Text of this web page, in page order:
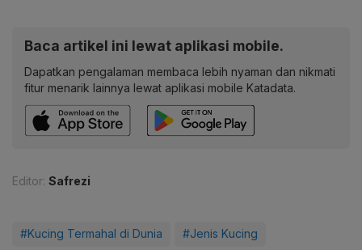
Baca artikel ini lewat aplikasi mobile.
Dapatkan pengalaman membaca lebih nyaman dan nikmati
fitur menarik lainnya lewat aplikasi mobile Katadata.
Editor: Safrezi
#Kucing Termahal di Dunia #Jenis Kucing